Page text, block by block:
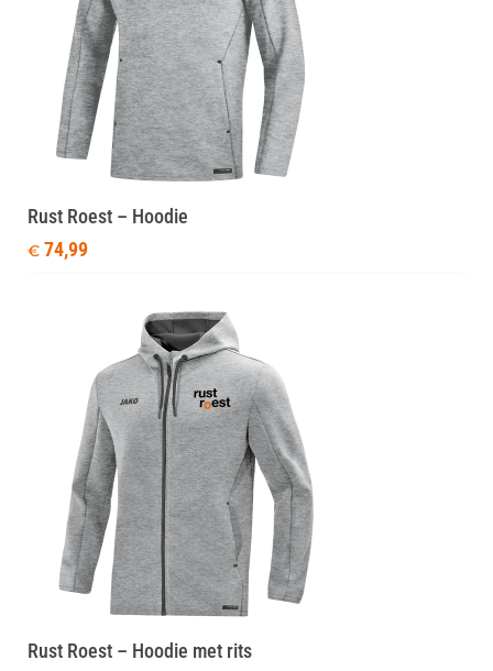
Rust Roest – Hoodie
€ 74,99
Rust Roest – Hoodie met rits